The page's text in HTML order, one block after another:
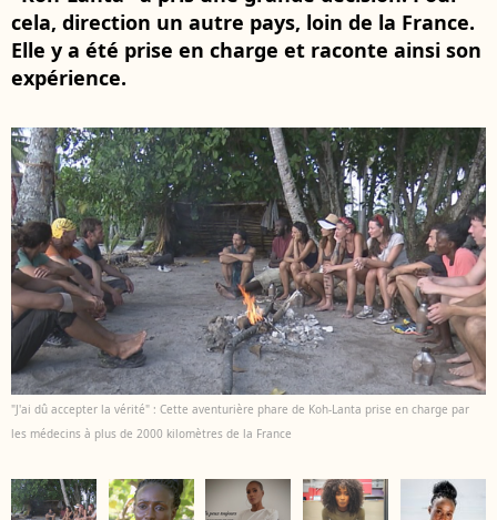
cela, direction un autre pays, loin de la France.
Elle y a été prise en charge et raconte ainsi son
expérience.
"J'ai dû accepter la vérité" : Cette aventurière phare de Koh-Lanta prise en charge par
les médecins à plus de 2000 kilomètres de la France